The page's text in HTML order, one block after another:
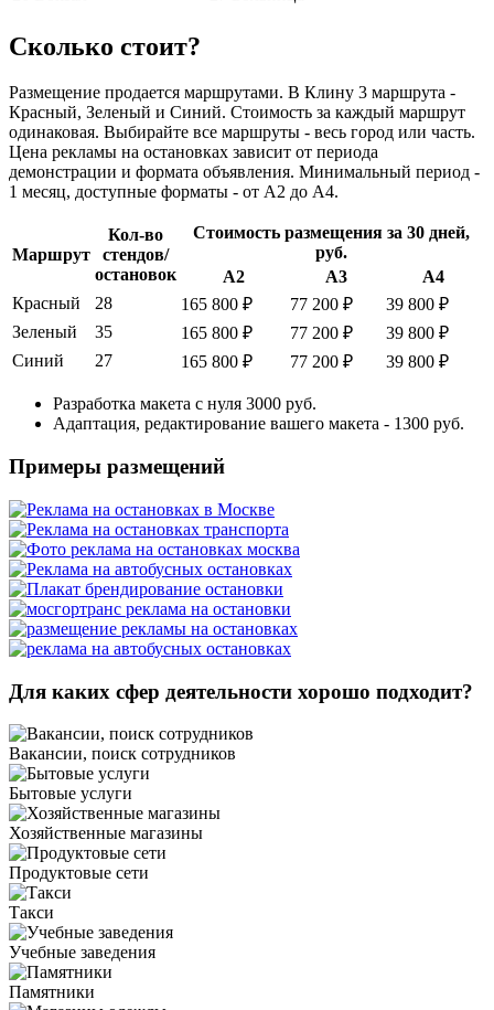
Сколько стоит?
Размещение продается маршрутами. В Клину 3 маршрута -
Красный, Зеленый и Синий. Стоимость за каждый маршрут
одинаковая. Выбирайте все маршруты - весь город или часть.
Цена рекламы на остановках зависит от периода
демонстрации и формата объявления. Минимальный период -
1 месяц, доступные форматы - от А2 до А4.
Маршрут
Кол-во
стендов/
остановок
Стоимость размещения за 30 дней,
руб.
А2
А3
А4
Красный
28 165 800 ₽ 77 200 ₽
39 800 ₽
Зеленый
35 165 800 ₽ 77 200 ₽
39 800 ₽
Синий
27 165 800 ₽ 77 200 ₽ 39 800 ₽
Разработка макета с нуля 3000 руб.
Адаптация, редактирование вашего макета - 1300 руб.
Примеры размещений
Для каких сфер деятельности хорошо подходит?
Вакансии, поиск сотрудников
Бытовые услуги
Хозяйственные магазины
Продуктовые сети
Такси
Учебные заведения
Памятники